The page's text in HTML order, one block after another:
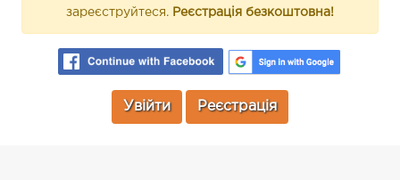
зареєструйтеся. Реєстрація безкоштовна!
Увійти Реєстрація